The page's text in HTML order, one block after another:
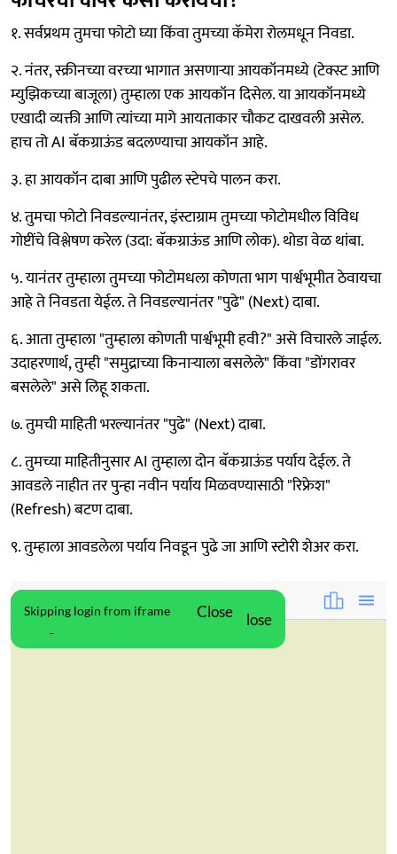
१. सर्वप्रथम तुमचा फोटो घ्या किंवा तुमच्या कॅमेरा रोलमधून निवडा.
२. नंतर, स्क्रीनच्या वरच्या भागात असणाऱ्या आयकॉनमध्ये (टेक्स्ट आणि
म्युझिकच्या बाजूला) तुम्हाला एक आयकॉन दिसेल. या आयकॉनमध्ये
एखादी व्यक्ती आणि त्यांच्या मागे आयताकार चौकट दाखवली असेल.
हाच तो AI बॅकग्राऊंड बदलण्याचा आयकॉन आहे.
३. हा आयकॉन दाबा आणि पुढील स्टेपचे पालन करा.
४. तुमचा फोटो निवडल्यानंतर, इंस्टाग्राम तुमच्या फोटोमधील विविध
गोष्टींचे विश्लेषण करेल (उदा: बॅकग्राऊंड आणि लोक). थोडा वेळ थांबा.
५. यानंतर तुम्हाला तुमच्या फोटोमधला कोणता भाग पार्श्वभूमीत ठेवायचा
आहे ते निवडता येईल. ते निवडल्यानंतर "पुढे" (Next) दाबा.
६. आता तुम्हाला "तुम्हाला कोणती पार्श्वभूमी हवी?" असे विचारले जाईल.
उदाहरणार्थ, तुम्ही "समुद्राच्या किनाऱ्याला बसलेले" किंवा "डोंगरावर
बसलेले" असे लिहू शकता.
७. तुमची माहिती भरल्यानंतर "पुढे" (Next) दाबा.
८. तुमच्या माहितीनुसार AI तुम्हाला दोन बॅकग्राऊंड पर्याय देईल. ते
आवडले नाहीत तर पुन्हा नवीन पर्याय मिळवण्यासाठी "रिफ्रेश"
(Refresh) बटण दाबा.
९. तुम्हाला आवडलेला पर्याय निवडून पुढे जा आणि स्टोरी शेअर करा.